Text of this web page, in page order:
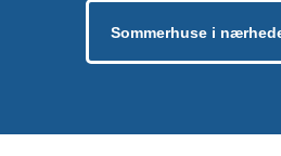
Sommerhuse i